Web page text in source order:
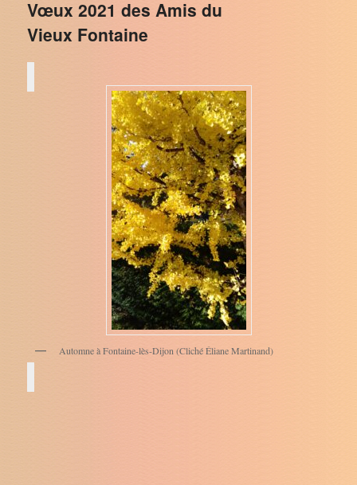
Vœux 2021 des Amis du
Vieux Fontaine
Automne à Fontaine-lès-Dijon (Cliché Éliane Martinand)